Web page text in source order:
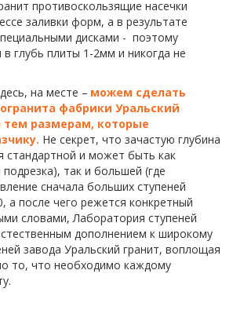
противоскользящие насечки
заливки форм, а в результате
дисками -  поэтому
в глубь плиты 1-2мм и никогда не
на месте – можем сделать
фабрики Уральский
тем размерам, которые
Не секрет, что зачастую глубина
стандартной и может быть как
так и большей (где
сначала больших ступеней
а после чего режется конкретный
дополнением к широкому
завода Уральский гранит, воплощая
то, что необходимо каждому